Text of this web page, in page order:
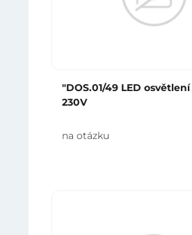
"DOS.01/49 LED
230V
na otázku